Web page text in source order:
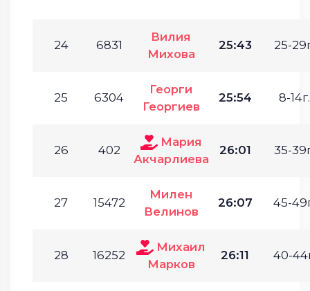
24 6831
Вилия
Михова
25:43 25-
25 6304
Георги
Георгиев
25:54 8-14г.
26 402
Мария
Акчарлиева
26:01 35-
27 15472
Милен
Велинов
26:07 45-
28 16252
Михаил
Марков
26:11 40-